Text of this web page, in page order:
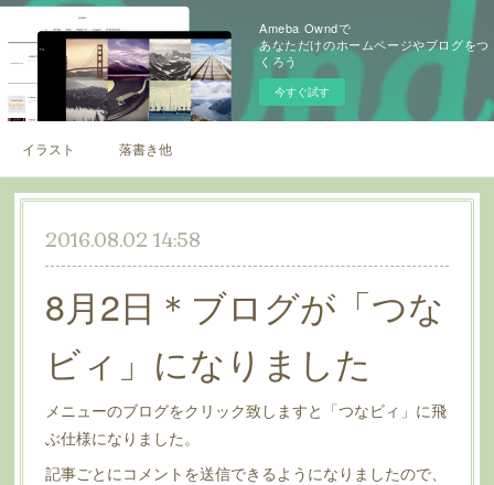
Ameba Owndで
あなただけのホームページやブログをつ
くろう
今すぐ試す
イラスト 落書き他
2016.08.02 14:58
8月2日＊ブログが「つな
ビィ」になりました
メニューのブログをクリック致しますと「つなビィ」に飛
ぶ仕様になりました。
記事ごとにコメントを送信できるようになりましたので、